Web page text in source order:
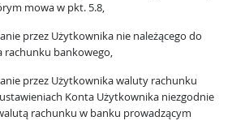
mowa w pkt. 5.8,
przez Użytkownika nie należącego do
rachunku bankowego,
przez Użytkownika waluty rachunku
Konta Użytkownika niezgodnie
rachunku w banku prowadzącym